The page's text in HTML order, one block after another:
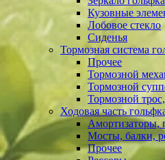
Кузовные
Лобовое стекло
Сиденья
Тормозная система
Прочее
Тормозной
Тормозной
Тормозной
Ходовая часть
Мосты, балки,
Прочее